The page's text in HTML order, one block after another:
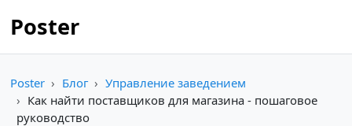
Poster
Poster Блог
Управление заведением
Как найти поставщиков для магазина - пошаговое
руководство